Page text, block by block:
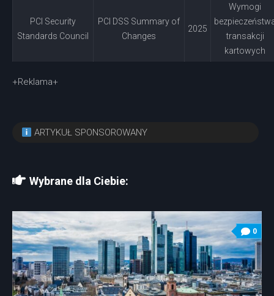
PCI Security
Standards Council
PCI DSS Summary of
Changes
2025
Wymogi
transakcji
kartowych
+Reklama+
ARTYKUŁ SPONSOROWANY
Wybrane dla Ciebie:
0